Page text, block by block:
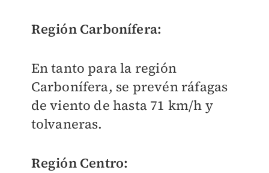
Región Carbonífera:
En tanto para la región
Carbonífera, se prevén ráfagas
de viento de hasta 71 km/h y
tolvaneras.
Región Centro: